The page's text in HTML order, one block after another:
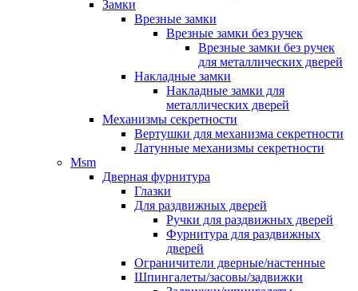
Замки
Врезные замки
Врезные замки без ручек
Врезные замки без ручек
для металлических дверей
Накладные замки
Накладные замки для
металлических дверей
Механизмы секретности
Вертушки для механизма секретности
Латунные механизмы секретности
Msm
Дверная фурнитура
Глазки
Для раздвижных дверей
Ручки для раздвижных дверей
Фурнитура для раздвижных
дверей
Ограничители дверные/настенные
Шпингалеты/засовы/задвижки